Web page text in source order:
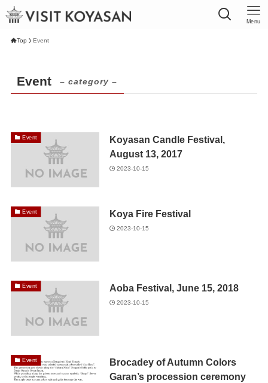
Menu
Top Event
Event – category –
Event
Koyasan Candle Festival,
August 13, 2017
2023-10-15
Event Koya Fire Festival
2023-10-15
Event Aoba Festival, June 15, 2018
2023-10-15
Event
Brocadey of Autumn Colors
Garan’s procession ceremony